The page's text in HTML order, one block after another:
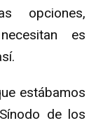
opciones,
es
estábamos
de los